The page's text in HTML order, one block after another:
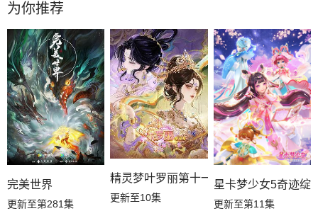
第06集
第03集 第02集 第01集
为你推荐
完美世界
更新至第281集
精灵梦叶罗丽第十一季（下）
更新至10集
星卡梦少女5奇迹绽
更新至第11集